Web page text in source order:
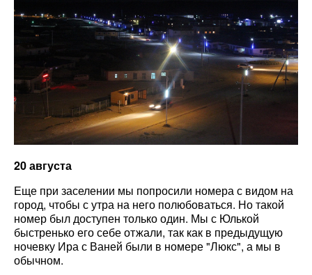
20 августа
Еще при заселении мы попросили номера с видом на
город, чтобы с утра на него полюбоваться. Но такой
номер был доступен только один. Мы с Юлькой
быстренько его себе отжали, так как в предыдущую
ночевку Ира с Ваней были в номере "Люкс", а мы в
обычном.